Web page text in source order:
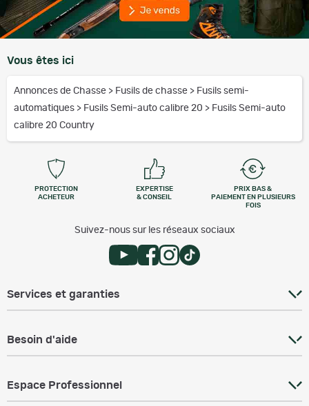
Vous êtes ici
Annonces de Chasse > Fusils de chasse > Fusils semi-
automatiques > Fusils Semi-auto calibre 20 > Fusils Semi-auto
calibre 20 Country
PROTECTION
ACHETEUR
EXPERTISE
& CONSEIL
PRIX BAS &
PAIEMENT EN PLUSIEURS
FOIS
Suivez-nous sur les réseaux sociaux
Services et garanties
Besoin d'aide
Espace Professionnel